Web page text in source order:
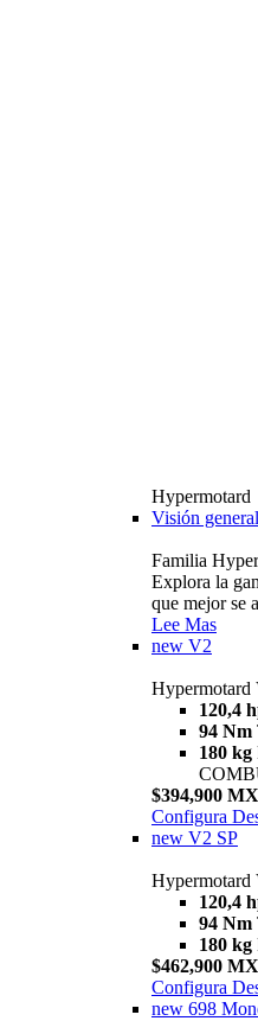
Hypermotard
Visión general
Familia
Explora la
que mejor se
Lee Mas
new V2
Hypermotard
120,4
94 Nm
180 kg
$394,900
Configura
new V2 SP
Hypermotard
120,4
94 Nm
180 kg
$462,900
Configura
new 698